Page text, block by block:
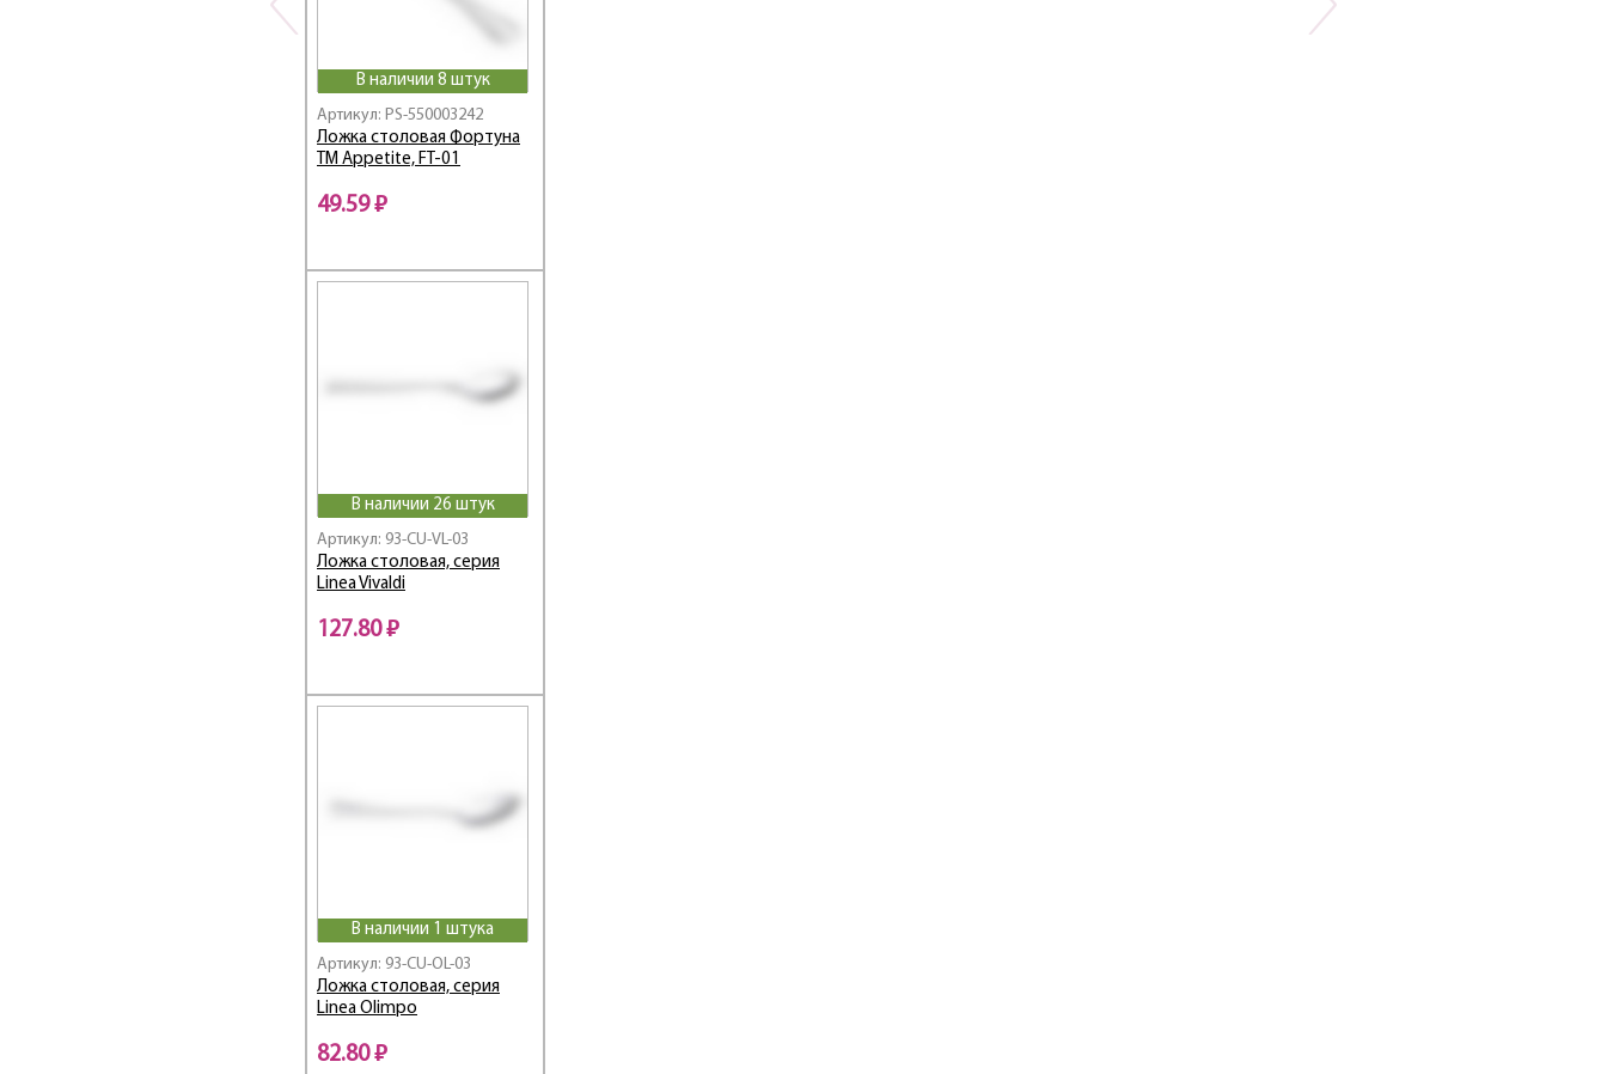
В наличии 8 штук
Артикул: PS-550003242
Ложка столовая Фортуна
ТМ Appetite, FT-01
49.59 ₽
В наличии 26 штук
Артикул: 93-CU-VL-03
Ложка столовая, серия
Linea Vivaldi
127.80 ₽
В наличии 1 штука
Артикул: 93-CU-OL-03
Ложка столовая, серия
Linea Olimpo
82.80 ₽